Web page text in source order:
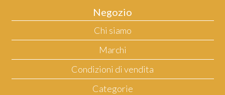
Negozio
Chi siamo
Marchi
Condizioni di vendita
Categorie